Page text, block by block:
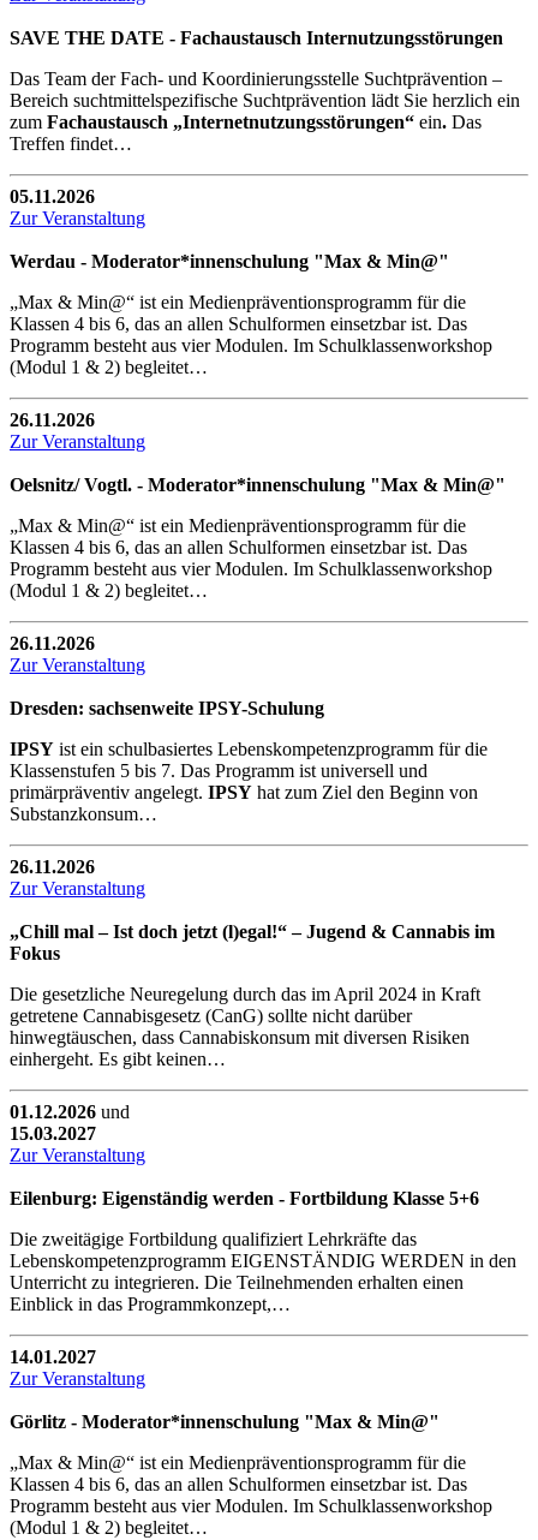
SAVE THE DATE - Fachaustausch Internutzungsstörungen
Das Team der Fach- und Koordinierungsstelle Suchtprävention –
Bereich suchtmittelspezifische Suchtprävention lädt Sie herzlich ein
zum Fachaustausch „Internetnutzungsstörungen“ ein. Das
Treffen findet…
05.11.2026
Zur Veranstaltung
Werdau - Moderator*innenschulung "Max & Min@"
„Max & Min@“ ist ein Medienpräventionsprogramm für die
Klassen 4 bis 6, das an allen Schulformen einsetzbar ist. Das
Programm besteht aus vier Modulen. Im Schulklassenworkshop
(Modul 1 & 2) begleitet…
26.11.2026
Zur Veranstaltung
Oelsnitz/ Vogtl. - Moderator*innenschulung "Max & Min@"
„Max & Min@“ ist ein Medienpräventionsprogramm für die
Klassen 4 bis 6, das an allen Schulformen einsetzbar ist. Das
Programm besteht aus vier Modulen. Im Schulklassenworkshop
(Modul 1 & 2) begleitet…
26.11.2026
Zur Veranstaltung
Dresden: sachsenweite IPSY-Schulung
IPSY ist ein schulbasiertes Lebenskompetenzprogramm für die
Klassenstufen 5 bis 7. Das Programm ist universell und
primärpräventiv angelegt. IPSY hat zum Ziel den Beginn von
Substanzkonsum…
26.11.2026
Zur Veranstaltung
„Chill mal – Ist doch jetzt (l)egal!“ – Jugend & Cannabis im
Fokus
Die gesetzliche Neuregelung durch das im April 2024 in Kraft
getretene Cannabisgesetz (CanG) sollte nicht darüber
hinwegtäuschen, dass Cannabiskonsum mit diversen Risiken
einhergeht. Es gibt keinen…
01.12.2026 und
15.03.2027
Zur Veranstaltung
Eilenburg: Eigenständig werden - Fortbildung Klasse 5+6
Die zweitägige Fortbildung qualifiziert Lehrkräfte das
Lebenskompetenzprogramm EIGENSTÄNDIG WERDEN in den
Unterricht zu integrieren. Die Teilnehmenden erhalten einen
Einblick in das Programmkonzept,…
14.01.2027
Zur Veranstaltung
Görlitz - Moderator*innenschulung "Max & Min@"
„Max & Min@“ ist ein Medienpräventionsprogramm für die
Klassen 4 bis 6, das an allen Schulformen einsetzbar ist. Das
Programm besteht aus vier Modulen. Im Schulklassenworkshop
(Modul 1 & 2) begleitet…